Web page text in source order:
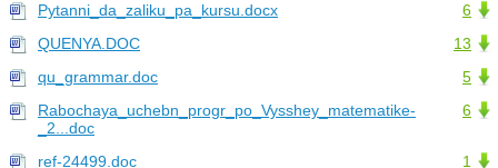
6
Pytanni_da_zaliku_pa_kursu.docx
13
QUENYA.DOC
5
qu_grammar.doc
6
Rabochaya_uchebn_progr_po_Vysshey_matematike-
_2...doc
1
ref-24499.doc